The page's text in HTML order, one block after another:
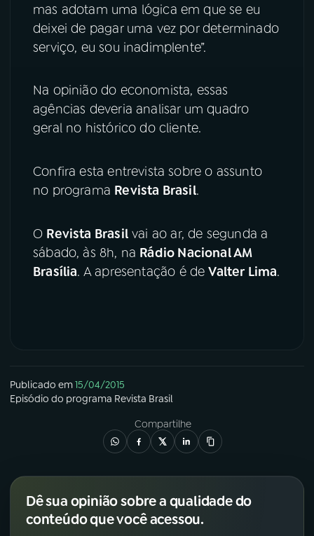
mas adotam uma lógica em que se eu
deixei de pagar uma vez por determinado
serviço, eu sou inadimplente”.
Na opinião do economista, essas
agências deveria analisar um quadro
geral no histórico do cliente.
Confira esta entrevista sobre o assunto
no programa Revista Brasil.
O Revista Brasilvai ao ar, de segunda a
sábado, às 8h, na Rádio Nacional AM
Brasília. A apresentação é deValter Lima.
Publicado em15/04/2015
Episódio do programa Revista Brasil
Compartilhe
Dê sua opinião sobre a qualidade do
conteúdo que você acessou.